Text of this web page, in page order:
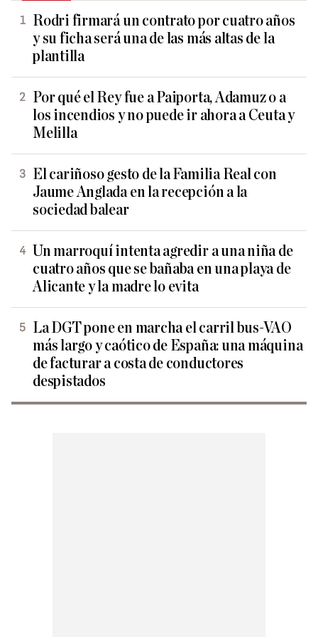
Rodri firmará un contrato por cuatro años
y su ficha será una de las más altas de la
plantilla
Por qué el Rey fue a Paiporta, Adamuz o a
los incendios y no puede ir ahora a Ceuta y
Melilla
El cariñoso gesto de la Familia Real con
Jaume Anglada en la recepción a la
sociedad balear
Un marroquí intenta agredir a una niña de
cuatro años que se bañaba en una playa de
Alicante y la madre lo evita
La DGT pone en marcha el carril bus-VAO
más largo y caótico de España: una máquina
de facturar a costa de conductores
despistados